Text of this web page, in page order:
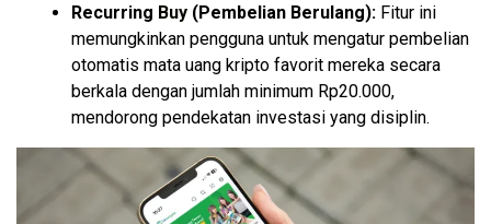
Recurring Buy (Pembelian Berulang): Fitur ini
memungkinkan pengguna untuk mengatur pembelian
otomatis mata uang kripto favorit mereka secara
berkala dengan jumlah minimum Rp20.000,
mendorong pendekatan investasi yang disiplin.